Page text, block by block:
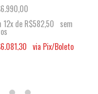
6.990,00
12x de R$582,50 sem
6.081,30 via Pix/Boleto